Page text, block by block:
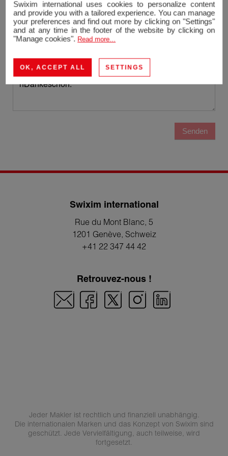
Telefon
Nachricht
Senden
Swixim international
Rue du Mont Blanc, 5
1201 Genève, Schweiz
+41 22 347 44 42
Retrouvez-nous !
Jeder Makler ist rechtlich und finanziell unabhängig.
Die internationalen Marken und das Konzept von Swixim sind
geschützt. Jede Vervielfältigung, auch teilweise, wird
fortgesetzt.
Swixim international uses cookies to personalize content
and provide you with a tailored experience. You can manage
your preferences and find out more by clicking on "Settings"
and at any time in the footer of the website by clicking on
"Manage cookies". Read more...
OK, ACCEPT ALL SETTINGS